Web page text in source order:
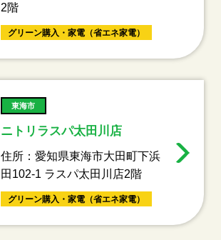
2階
グリーン購入・家電（省エネ家電）
東海市
ニトリラスパ太田川店
住所：愛知県東海市大田町下浜
田102-1 ラスパ太田川店2階
グリーン購入・家電（省エネ家電）